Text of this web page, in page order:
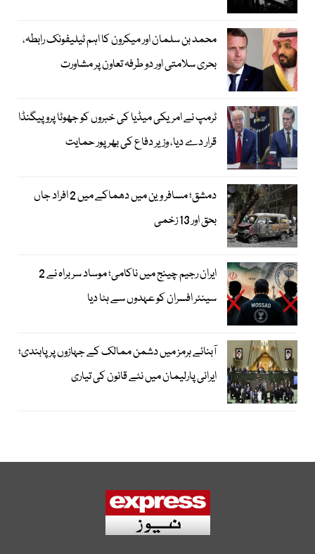
محمد بن سلمان اور میکرون کا اہم ٹیلیفونک رابطہ،
بحری سلامتی اور دو طرفہ تعاون پر مشاورت
ٹرمپ نے امریکی میڈیا کی خبروں کو جھوٹا پروپیگنڈا
قرار دے دیا، وزیر دفاع کی بھرپور حمایت
دمشق؛ مسافر وین میں دھماکے میں 2 افراد جاں
بحق اور 13 زخمی
ایران رجیم چینج میں ناکامی؛ موساد سربراہ نے 2
سینئر افسران کو عہدوں سے ہٹا دیا
آبنائے ہرمز میں دشمن ممالک کے جہازوں پر پابندی؛
ایرانی پارلیمان میں نئے قانون کی تیاری